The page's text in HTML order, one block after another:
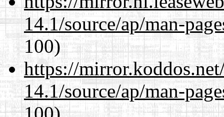
14.1/source/ap/man-
100)
https://
14.1/source/ap/man-